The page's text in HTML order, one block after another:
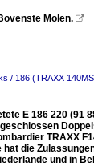
Molen. 
/ 186 (TRAXX
E 186 220 (91
TRAXX
die
und in